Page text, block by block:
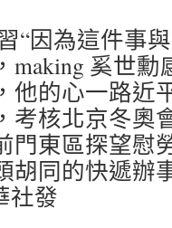
“因為這件事
making 奚世
他的心一路近
考核北京冬奧
門東區探望慰
胡同的快遞辦
社發